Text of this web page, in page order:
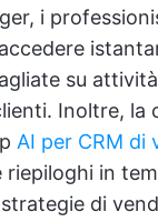
i
su
Inoltre, la
AI per CRM di
in
di